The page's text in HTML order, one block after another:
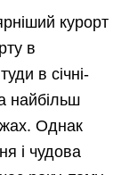
курорт
в
в січні-
найбільш
Однак
і чудова